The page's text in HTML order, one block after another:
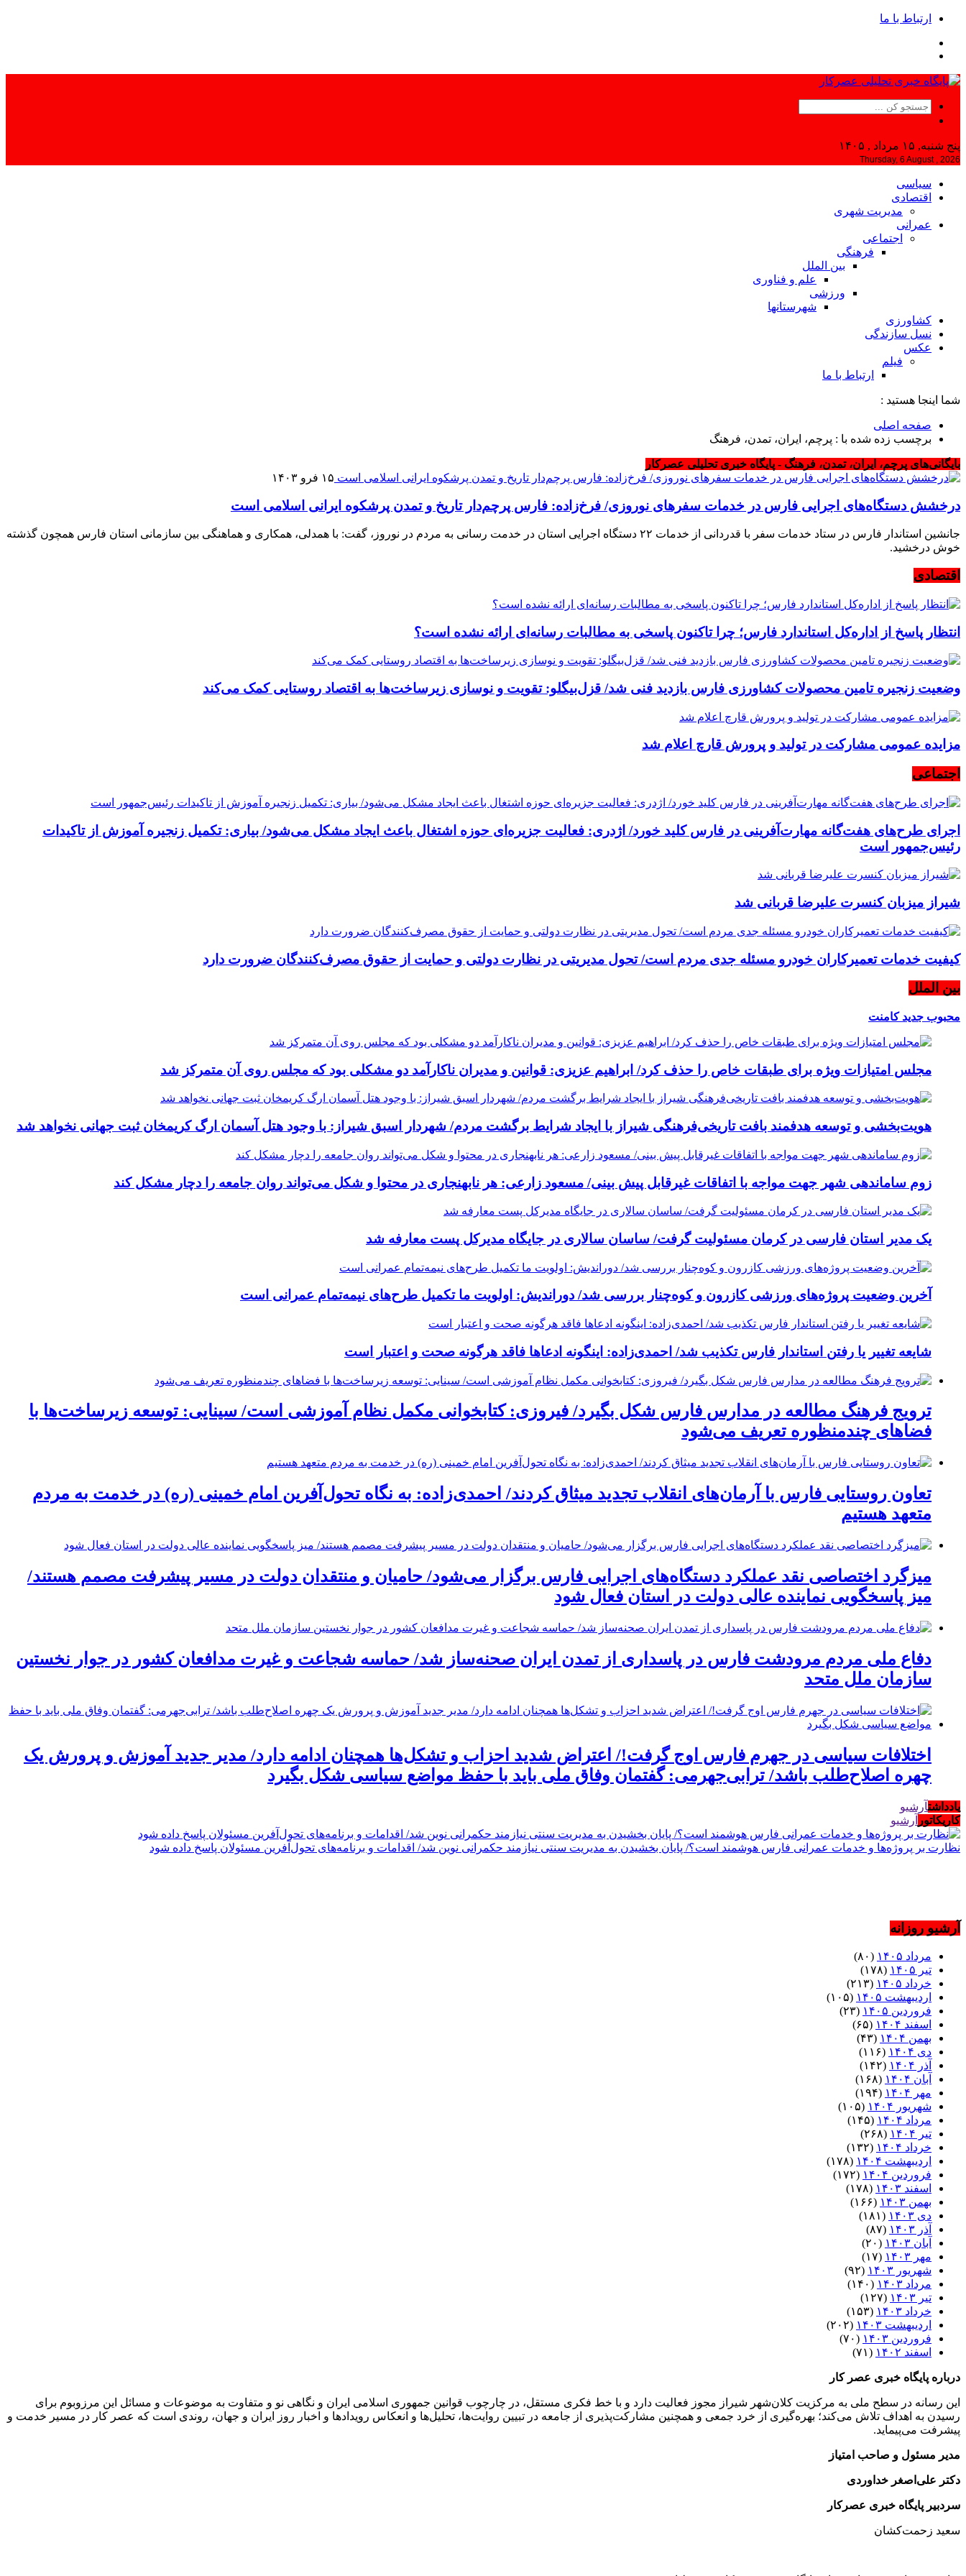
ارتباط با ما
پنج شنبه, ۱۵ مرداد , ۱۴۰۵
Thursday, 6 August , 2026
سیاسی
اقتصادی
مدیریت شهری
عمرانی
اجتماعی
فرهنگی
بین الملل
علم و فناوری
ورزشی
شهرستانها
کشاورزی
نسل سازندگی
عکس
فیلم
ارتباط با ما
شما اینجا هستید :
صفحه اصلی
برچسب زده شده با : پرچم، ایران، تمدن، فرهنگ
بایگانی‌های پرچم، ایران، تمدن، فرهنگ - پایگاه خبری تحلیلی عصرکار
۱۵ فرو ۱۴۰۳
درخشش دستگاه‌های اجرایی فارس در خدمات سفرهای نوروزی/ فرخ‌زاده: فارس پرچم‌دار تاریخ و تمدن پرشکوه ایرانی اسلامی است
جانشین استاندار فارس در ستاد خدمات سفر با قدردانی از خدمات ۲۲ دستگاه اجرایی استان در خدمت رسانی به مردم در نوروز، گفت: با همدلی، همکاری و هماهنگی بین سازمانی استان فارس همچون گذشته
خوش درخشید.
اقتصادی
انتظار پاسخ از اداره‌کل استاندارد فارس؛ چرا تاکنون پاسخی به مطالبات رسانه‌ای ارائه نشده است؟
وضعیت زنجیره تامین محصولات کشاورزی فارس بازدید فنی شد/ قزل‌بیگلو: تقویت و نوسازی زیرساخت‌ها به اقتصاد روستایی کمک می‌کند
مزایده عمومی مشارکت در تولید و پرورش قارچ اعلام شد
اجتماعی
اجرای طرح‌های هفت‌گانه مهارت‌آفرینی در فارس کلید خورد/ اژدری: فعالیت جزیره‌‌ای حوزه اشتغال باعث ایجاد مشکل می‌شود/ بیاری: تکمیل زنجیره آموزش از تاکیدات
رئیس‌جمهور است
شیراز میزبان کنسرت علیرضا قربانی شد
کیفیت خدمات تعمیرکاران خودرو مسئله جدی مردم است/ تحول مدیریتی در نظارت دولتی و حمایت از حقوق مصرف‌کنندگان ضرورت دارد
بین الملل
محبوب جدیدکامنت
مجلس امتیازات ویژه برای طبقات خاص را حذف کرد/ ابراهیم عزیزی: قوانین و مدیران ناکارآمد دو مشکلی بود که مجلس روی آن متمرکز شد
هویت‌بخشی و توسعه هدفمند بافت تاریخی‌فرهنگی شیراز با ایجاد شرایط برگشت مردم/ شهردار اسبق شیراز: با وجود هتل آسمان ارگ کریمخان ثبت جهانی نخواهد شد
زوم ساماندهی شهر جهت مواجه با اتفاقات غیرقابل پیش بینی/ مسعود زارعی: هر نابهنجاری در محتوا و شکل می‌تواند روان جامعه را دچار مشکل کند
یک مدیر استان فارسی در کرمان مسئولیت گرفت/ ساسان سالاری در جایگاه مدیرکل پست معارفه شد
آخرین وضعیت پروژه‌های ورزشی کازرون و کوه‌چنار بررسی شد/ دوراندیش: اولویت ما تکمیل طرح‌های نیمه‌تمام عمرانی است
شایعه تغییر یا رفتن استاندار فارس تکذیب شد/ احمدی‌زاده: اینگونه ادعاها فاقد هرگونه صحت و اعتبار است
ترویج فرهنگ مطالعه در مدارس فارس شکل بگیرد/ فیروزی: کتابخوانی مکمل نظام آموزشی است/ سینایی: توسعه زیرساخت‌ها با
فضاهای چندمنظوره تعریف می‌شود
تعاون روستایی فارس با آرمان‌های انقلاب تجدید میثاق کردند/ احمدی‌زاده: به نگاه تحول‌آفرین امام خمینی (ره) در خدمت به مردم
متعهد هستیم
میزگرد اختصاصی نقد عملکرد دستگاه‌های اجرایی فارس برگزار می‌شود/ حامیان و منتقدان دولت در مسیر پیشرفت مصمم هستند/
میز پاسخگویی نماینده عالی دولت در استان فعال شود
دفاع ملی مردم مرودشت فارس در پاسداری از تمدن ایران صحنه‌ساز شد/ حماسه شجاعت و غیرت مدافعان کشور در جوار نخستین
سازمان ملل متحد
اختلافات سیاسی در جهرم فارس اوج گرفت!/ اعتراض شدید احزاب و تشکل‌ها همچنان ادامه دارد/ مدیر جدید آموزش و پرورش یک
چهره اصلاح‌طلب باشد/ ترابی‌جهرمی: گفتمان وفاق ملی باید با حفظ مواضع سیاسی شکل بگیرد
یادداشتآرشیو
کاریکاتور آرشیو
نظارت بر پروژه‌ها و خدمات عمرانی فارس هوشمند است؟/ پایان بخشیدن به مدیریت سنتی نیازمند حکمرانی نوین شد/ اقدامات و برنامه‌های تحول‌آفرین مسئولان پاسخ داده شود
آرشیو روزانه
مرداد ۱۴۰۵
(۸۰)
تیر ۱۴۰۵
(۱۷۸)
خرداد ۱۴۰۵
(۲۱۳)
اردیبهشت ۱۴۰۵
(۱۰۵)
فروردین ۱۴۰۵
(۲۳)
اسفند ۱۴۰۴
(۶۵)
بهمن ۱۴۰۴
(۴۳)
دی ۱۴۰۴
(۱۱۶)
آذر ۱۴۰۴
(۱۴۲)
آبان ۱۴۰۴
(۱۶۸)
مهر ۱۴۰۴
(۱۹۴)
شهریور ۱۴۰۴
(۱۰۵)
مرداد ۱۴۰۴
(۱۴۵)
تیر ۱۴۰۴
(۲۶۸)
خرداد ۱۴۰۴
(۱۳۲)
اردیبهشت ۱۴۰۴
(۱۷۸)
فروردین ۱۴۰۴
(۱۷۲)
اسفند ۱۴۰۳
(۱۷۸)
بهمن ۱۴۰۳
(۱۶۶)
دی ۱۴۰۳
(۱۸۱)
آذر ۱۴۰۳
(۸۷)
آبان ۱۴۰۳
(۲۰)
مهر ۱۴۰۳
(۱۷)
شهریور ۱۴۰۳
(۹۲)
مرداد ۱۴۰۳
(۱۴۰)
تیر ۱۴۰۳
(۱۲۷)
خرداد ۱۴۰۳
(۱۵۳)
اردیبهشت ۱۴۰۳
(۲۰۲)
فروردین ۱۴۰۳
(۷۰)
اسفند ۱۴۰۲
(۷۱)
درباره پایگاه خبری عصر کار
این رسانه در سطح ملی به مرکزیت کلان‌شهر شیراز مجوز فعالیت دارد و با خط فکری مستقل، در چارچوب قوانین جمهوری اسلامی ایران و نگاهی نو و متفاوت به موضوعات ‌و مسائل این مرزوبوم برای
رسیدن به اهداف تلاش می‌کند؛ بهره‌گیری از خرد جمعی و همچنین مشارکت‌پذیری از جامعه در تبیین روایت‌ها، تحلیل‌ها و انعکاس رویدادها و اخبار روز ایران و جهان، روندی است که عصر کار در مسیر خدمت و
پیشرفت می‌پیماید.
مدیر مسئول و صاحب امتیاز
دکتر علی‌اصغر خداوردی
سردبیر پایگاه خبری عصرکار
سعید زحمت‌کشان